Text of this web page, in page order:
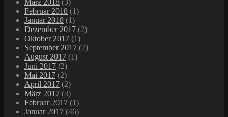
März 2018 (3)
Februar 2018 (1)
Januar 2018 (1)
Dezember 2017 (2)
Oktober 2017 (1)
September 2017 (2)
August 2017 (1)
Juni 2017 (2)
Mai 2017 (2)
April 2017 (2)
März 2017 (3)
Februar 2017 (1)
Januar 2017 (46)